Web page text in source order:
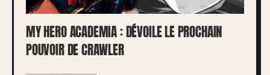
MY HERO ACADEMIA : DÉVOILE LE PROCHAIN
POUVOIR DE CRAWLER